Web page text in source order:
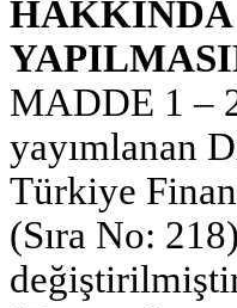
HAKKINDA
MADDE 1 –
yayımlanan
Türkiye
(Sıra No: